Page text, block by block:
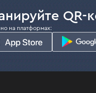
QR-
на платформах: